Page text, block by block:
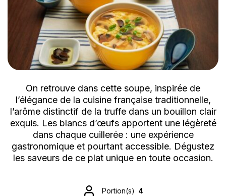
On retrouve dans cette soupe, inspirée de
l’élégance de la cuisine française traditionnelle,
l’arôme distinctif de la truffe dans un bouillon clair
exquis. Les blancs d’œufs apportent une légèreté
dans chaque cuillerée : une expérience
gastronomique et pourtant accessible. Dégustez
les saveurs de ce plat unique en toute occasion.
Portion(s) 4